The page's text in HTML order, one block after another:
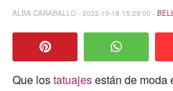
ALBA CARABALLO - 2022-10-18 15:29:00 -
Que lostatuajesestán de moda